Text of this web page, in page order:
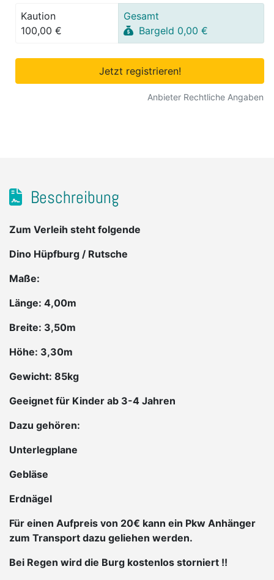
Kaution
100,00 €
Gesamt
Bargeld 0,00 €
Jetzt registrieren!
Anbieter Rechtliche Angaben
Beschreibung
Zum Verleih steht folgende
Dino Hüpfburg / Rutsche
Maße:
Länge: 4,00m
Breite: 3,50m
Höhe: 3,30m
Gewicht: 85kg
Geeignet für Kinder ab 3-4 Jahren
Dazu gehören:
Unterlegplane
Gebläse
Erdnägel
Für einen Aufpreis von 20€ kann ein Pkw Anhänger
zum Transport dazu geliehen werden.
Bei Regen wird die Burg kostenlos storniert !!